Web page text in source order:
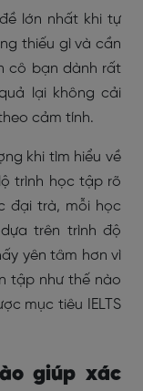
lớn nhất khi tự
thiếu gì và cần
cô bạn dành rất
lại không cải
cảm tính.
khi tìm hiểu về
trình học tập rõ
đại trà, mỗi học
trên trình độ
yên tâm hơn vì
tập như thế nào
mục tiêu IELTS
giúp xác